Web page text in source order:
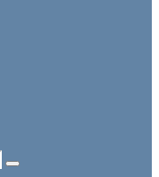
…
…
Suchen …